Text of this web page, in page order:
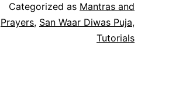
Categorized as Mantras and
Prayers, San Waar Diwas Puja,
Tutorials